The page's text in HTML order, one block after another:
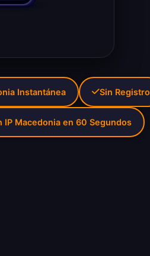
Instantánea Sin Registro
IP Macedonia en 60 Segundos